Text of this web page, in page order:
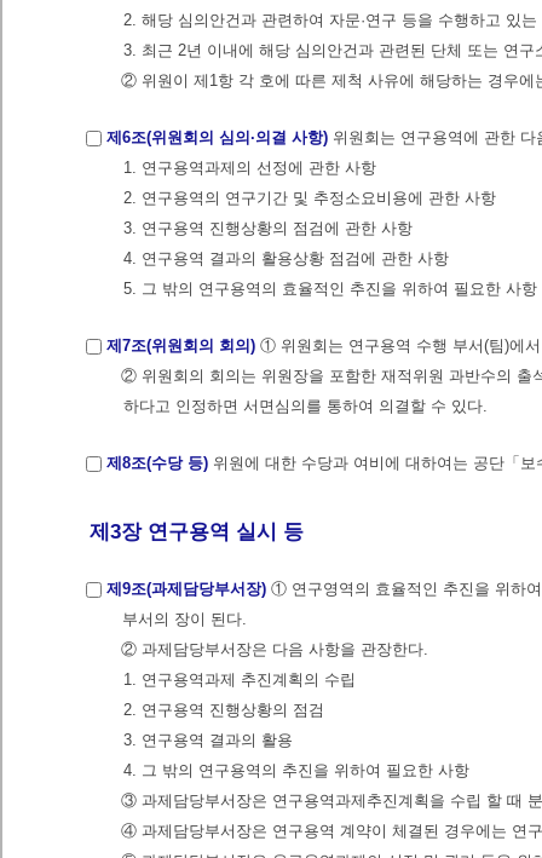
2. 해당 심의안건과 관련하여 자문·연구 등을 수행하고 있
3. 최근 2년 이내에 해당 심의안건과 관련된 단체 또는 연
② 위원이 제1항 각 호에 따른 제척 사유에 해당하는 경우
제6조(위원회의 심의·의결 사항) 위원회는 연구용역에 관한
1. 연구용역과제의 선정에 관한 사항
2. 연구용역의 연구기간 및 추정소요비용에 관한 사항
3. 연구용역 진행상황의 점검에 관한 사항
4. 연구용역 결과의 활용상황 점검에 관한 사항
5. 그 밖의 연구용역의 효율적인 추진을 위하여 필요한 사항
제7조(위원회의 회의) ① 위원회는 연구용역 수행 부서(팀)에
② 위원회의 회의는 위원장을 포함한 재적위원 과반수의 출
하다고 인정하면 서면심의를 통하여 의결할 수 있다.
제8조(수당 등) 위원에 대한 수당과 여비에 대하여는 공단「
제3장 연구용역 실시 등
제9조(과제담당부서장) ① 연구영역의 효율적인 추진을 위하
부서의 장이 된다.
② 과제담당부서장은 다음 사항을 관장한다.
1. 연구용역과제 추진계획의 수립
2. 연구용역 진행상황의 점검
3. 연구용역 결과의 활용
4. 그 밖의 연구용역의 추진을 위하여 필요한 사항
③ 과제담당부서장은 연구용역과제추진계획을 수립 할 때
④ 과제담당부서장은 연구용역 계약이 체결된 경우에는 연